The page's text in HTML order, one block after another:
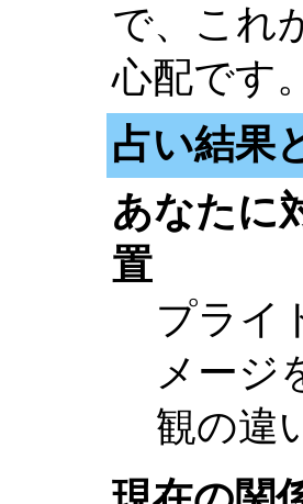
で、これ
心配です。
占い結果
あなたに
置
プライ
メージ
観の違